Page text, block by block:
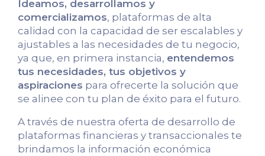
Ideamos, desarrollamos y
comercializamos, plataformas de alta
calidad con la capacidad de ser escalables y
ajustables a las necesidades de tu negocio,
ya que, en primera instancia, entendemos
tus necesidades, tus objetivos y
aspiraciones para ofrecerte la solución que
se alinee con tu plan de éxito para el futuro.
A través de nuestra oferta de desarrollo de
plataformas financieras y transaccionales te
brindamos la información económica